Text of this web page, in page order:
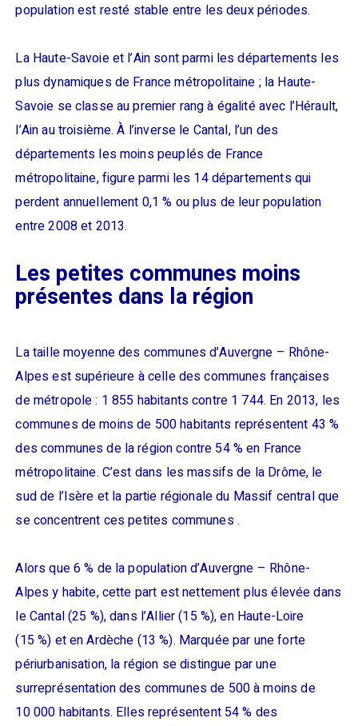
population est resté stable entre les deux périodes.
La Haute-Savoie et l’Ain sont parmi les départements les
plus dynamiques de France métropolitaine ; la Haute-
Savoie se classe au premier rang à égalité avec l’Hérault,
l’Ain au troisième. À l’inverse le Cantal, l’un des
départements les moins peuplés de France
métropolitaine, figure parmi les 14 départements qui
perdent annuellement 0,1 % ou plus de leur population
entre 2008 et 2013.
Les petites communes moins
présentes dans la région
La taille moyenne des communes d’Auvergne – Rhône-
Alpes est supérieure à celle des communes françaises
de métropole : 1 855 habitants contre 1 744. En 2013, les
communes de moins de 500 habitants représentent 43 %
des communes de la région contre 54 % en France
métropolitaine. C’est dans les massifs de la Drôme, le
sud de l’Isère et la partie régionale du Massif central que
se concentrent ces petites communes .
Alors que 6 % de la population d’Auvergne – Rhône-
Alpes y habite, cette part est nettement plus élevée dans
le Cantal (25 %), dans l’Allier (15 %), en Haute-Loire
(15 %) et en Ardèche (13 %). Marquée par une forte
périurbanisation, la région se distingue par une
surreprésentation des communes de 500 à moins de
10 000 habitants. Elles représentent 54 % des